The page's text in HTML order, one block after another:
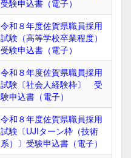
受験申込書（電子）
令和８年度佐賀県職員採用
試験（高等学校卒業程度）
受験申込書（電子）
令和８年度佐賀県職員採用
試験〔社会人経験枠〕 受
験申込書（電子）
令和８年度佐賀県職員採用
試験〔UJIターン枠（技術
系）〕受験申込書（電子）